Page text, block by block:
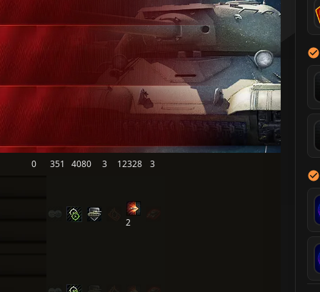
0 351 4080 3 12328 3
2